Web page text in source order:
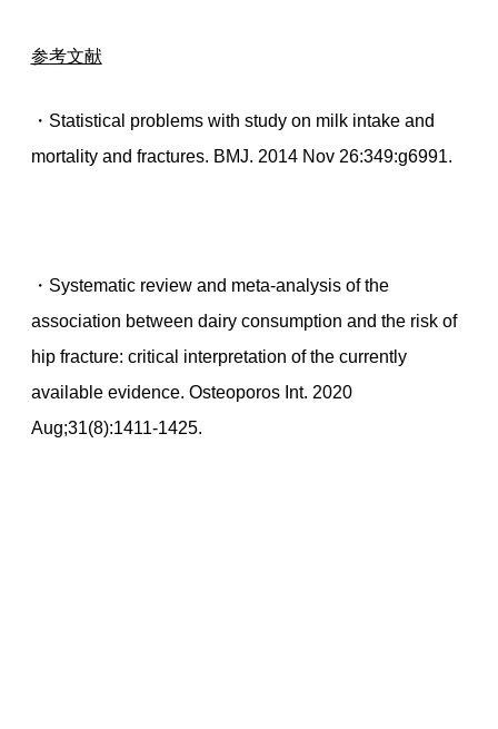
参考文献
・Statistical problems with study on milk intake and
mortality and fractures. BMJ. 2014 Nov 26:349:g6991.
・Systematic review and meta-analysis of the
association between dairy consumption and the risk of
hip fracture: critical interpretation of the currently
available evidence. Osteoporos Int. 2020
Aug;31(8):1411-1425.